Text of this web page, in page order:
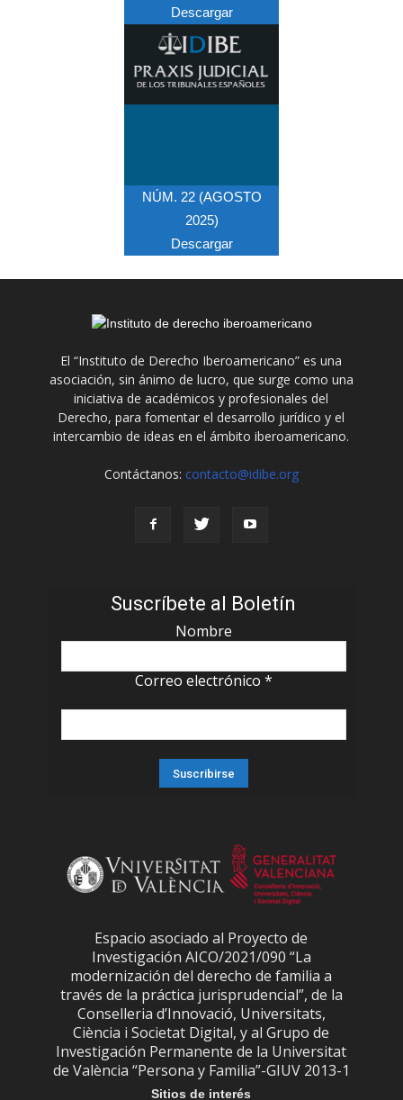
Descargar
NÚM. 22 (AGOSTO
2025)
Descargar
El “Instituto de Derecho Iberoamericano” es una
asociación, sin ánimo de lucro, que surge como una
iniciativa de académicos y profesionales del
Derecho, para fomentar el desarrollo jurídico y el
intercambio de ideas en el ámbito iberoamericano.
Contáctanos: contacto@idibe.org
Suscríbete al Boletín
Nombre
Correo electrónico *
Espacio asociado al Proyecto de
Investigación AICO/2021/090 “La
modernización del derecho de familia a
través de la práctica jurisprudencial”, de la
Conselleria d’Innovació, Universitats,
Ciència i Societat Digital, y al Grupo de
Investigación Permanente de la Universitat
de València “Persona y Familia”-GIUV 2013-1
Sitios de interés